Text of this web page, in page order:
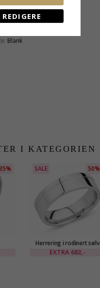
Damering
Blank
I KATEGORIEN
SALE 50%
Herrering i rodinert sølv
EXTRA 683,-
REDIGERE